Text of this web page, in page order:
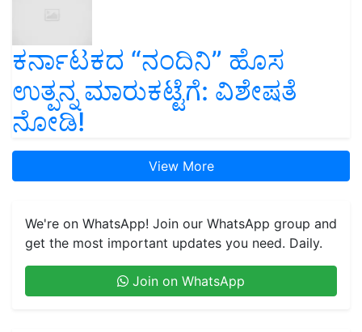
ಕರ್ನಾಟಕದ “ನಂದಿನಿ” ಹೊಸ
ಉತ್ಪನ್ನ ಮಾರುಕಟ್ಟೆಗೆ: ವಿಶೇಷತೆ
ನೋಡಿ!
View More
We're on WhatsApp! Join our WhatsApp group and
get the most important updates you need. Daily.
Join on WhatsApp